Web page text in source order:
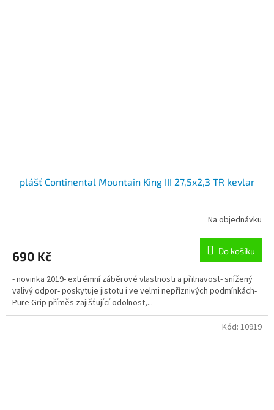
plášť Continental Mountain King III 27,5x2,3 TR kevlar
Na objednávku
690 Kč Do košíku
- novinka 2019- extrémní záběrové vlastnosti a přilnavost- snížený
valivý odpor- poskytuje jistotu i ve velmi nepříznivých podmínkách-
Pure Grip příměs zajišťující odolnost,...
Kód: 10919